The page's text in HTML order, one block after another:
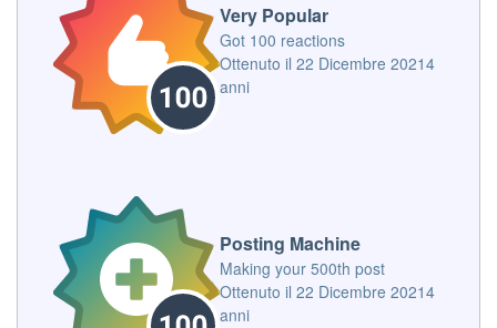
Very Popular
Got 100 reactions
Ottenuto il 22 Dicembre 20214
anni
Posting Machine
Making your 500th post
Ottenuto il 22 Dicembre 20214
anni